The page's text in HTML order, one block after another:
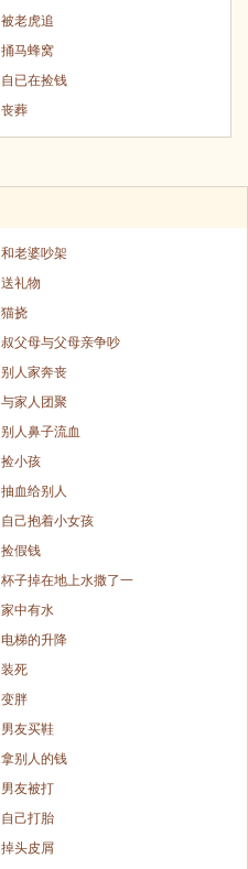
被老虎追
捅马蜂窝
自已在捡钱
丧葬
和老婆吵架
送礼物
猫挠
叔父母与父母亲争吵
别人家奔丧
与家人团聚
别人鼻子流血
捡小孩
抽血给别人
自己抱着小女孩
捡假钱
杯子掉在地上水撒了一
家中有水
电梯的升降
装死
变胖
男友买鞋
拿别人的钱
男友被打
自己打胎
掉头皮屑